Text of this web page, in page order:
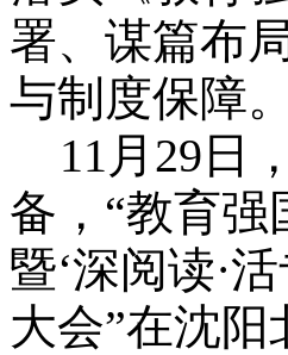
署、谋篇布
与制度保障。
11月29日
备，“教育
暨‘深阅读·
大会”在沈